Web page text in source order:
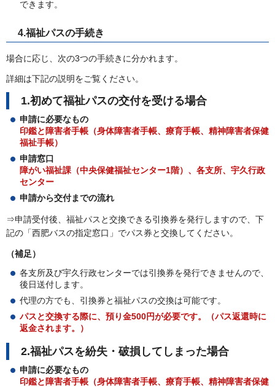
できます。
4.福祉パスの手続き
場合に応じ、次の3つの手続きに分かれます。
詳細は下記の説明をご覧ください。
1.初めて福祉パスの交付を受ける場合
申請に必要なもの
印鑑と障害者手帳（身体障害者手帳、療育手帳、精神障害者保健
福祉手帳）
申請窓口
障がい福祉課（中央保健福祉センター1階）、各支所、宇久行政
センター
申請から交付までの流れ
⇒申請受付後、福祉パスと交換できる引換券を発行しますので、下
記の「西肥バスの指定窓口」でパス券と交換してください。
（補足）
各支所及び宇久行政センターでは引換券を発行できませんので、
後日送付します。
代理の方でも、引換券と福祉パスの交換は可能です。
パスと交換する際に、預り金500円が必要です。（パス返還時に
返金されます。）
2.福祉パスを紛失・破損してしまった場合
申請に必要なもの
印鑑と障害者手帳（身体障害者手帳、療育手帳、精神障害者保健